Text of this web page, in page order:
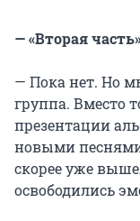
— «Вторая
— Пока нет. Но
группа. Вместо
презентации
новыми
скорее уже
освободились